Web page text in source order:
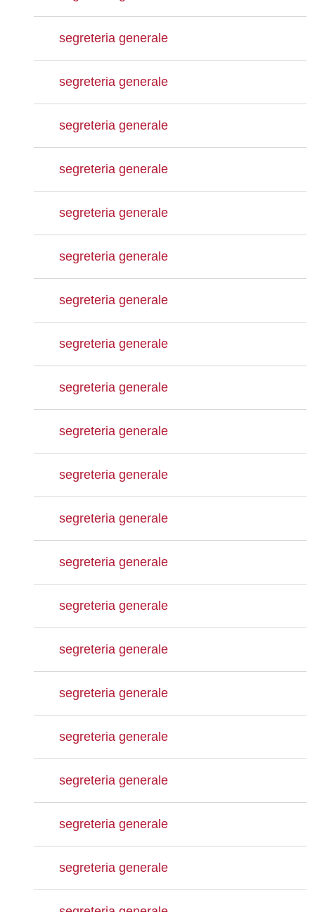
segreteria generale
segreteria generale
segreteria generale
segreteria generale
segreteria generale
segreteria generale
segreteria generale
segreteria generale
segreteria generale
segreteria generale
segreteria generale
segreteria generale
segreteria generale
segreteria generale
segreteria generale
segreteria generale
segreteria generale
segreteria generale
segreteria generale
segreteria generale